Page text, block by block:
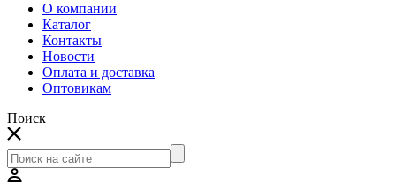
О компании
Каталог
Контакты
Новости
Оплата и доставка
Оптовикам
Поиск